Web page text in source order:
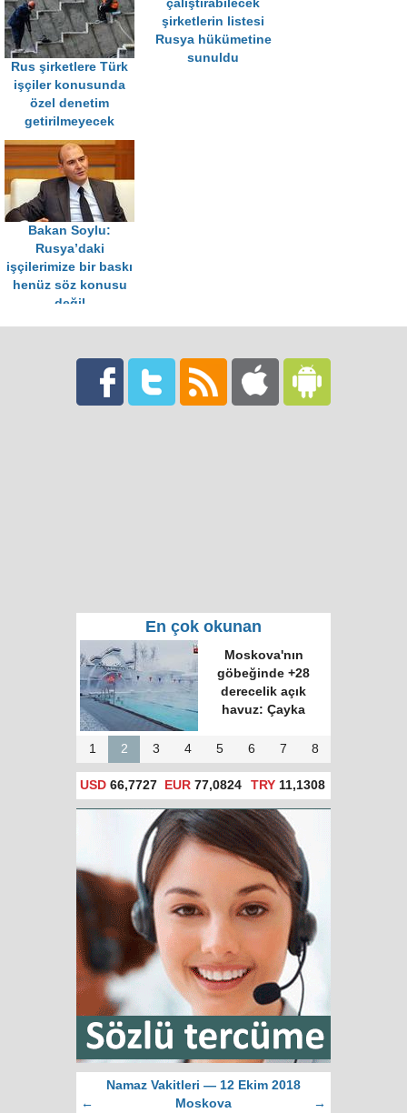
Rus şirketlere Türk
işçiler konusunda
özel denetim
getirilmeyecek
çalıştırabilecek
şirketlerin listesi
Rusya hükümetine
sunuldu
Bakan Soylu:
Rusya’daki
işçilerimize bir baskı
henüz söz konusu
değil
En çok okunan
Moskova'nın
göbeğinde +28
derecelik açık
havuz: Çayka
1 2 3 4 5 6 7 8
USD 66,7727 EUR 77,0824 TRY 11,1308
Namaz Vakitleri — 12 Ekim 2018
←
Moskova
→